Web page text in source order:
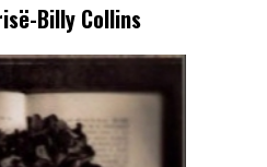
Billy Collins